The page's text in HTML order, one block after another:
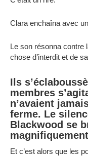
Clara enchaîna avec
Le son résonna contre
chose d’interdit et de
Ils
membres
n’avaient
ferme. Le
Blackwood se
Et c’est alors que les